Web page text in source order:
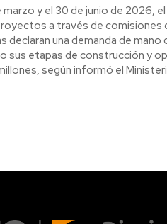
marzo y el 30 de junio de 2026,
a través de comisiones
declaran una demanda de
de construcción y operació, y suman una
según informó el